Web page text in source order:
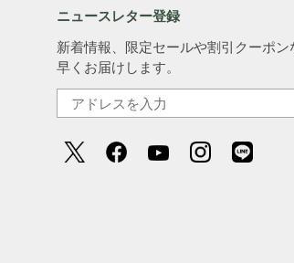
ニュースレター登録
新着情報、限定セールや割引クーポ
早くお届けします。